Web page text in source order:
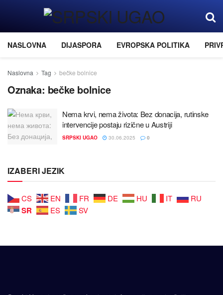
NASLOVNA DIJASPORA EVROPSKA POLITIKA
Naslovna Tag bečke bolnice
Oznaka: bečke bolnice
Nema krvi, nema života: Bez donaciјa, rutinske
intervenciјe postaјu rizične u Austriјi
SRPSKI UGAO 30.06.2025 0
IZABERI JEZIK
CS EN FR DE HU IT RU
SR ES SV